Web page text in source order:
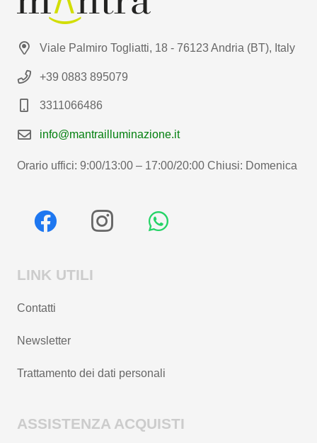
Viale Palmiro Togliatti, 18 - 76123 Andria (BT), Italy
+39 0883 895079
3311066486
info@mantrailluminazione.it
Orario uffici: 9:00/13:00 – 17:00/20:00 Chiusi: Domenica
LINK UTILI
Contatti
Newsletter
Trattamento dei dati personali
ASSISTENZA ACQUISTI